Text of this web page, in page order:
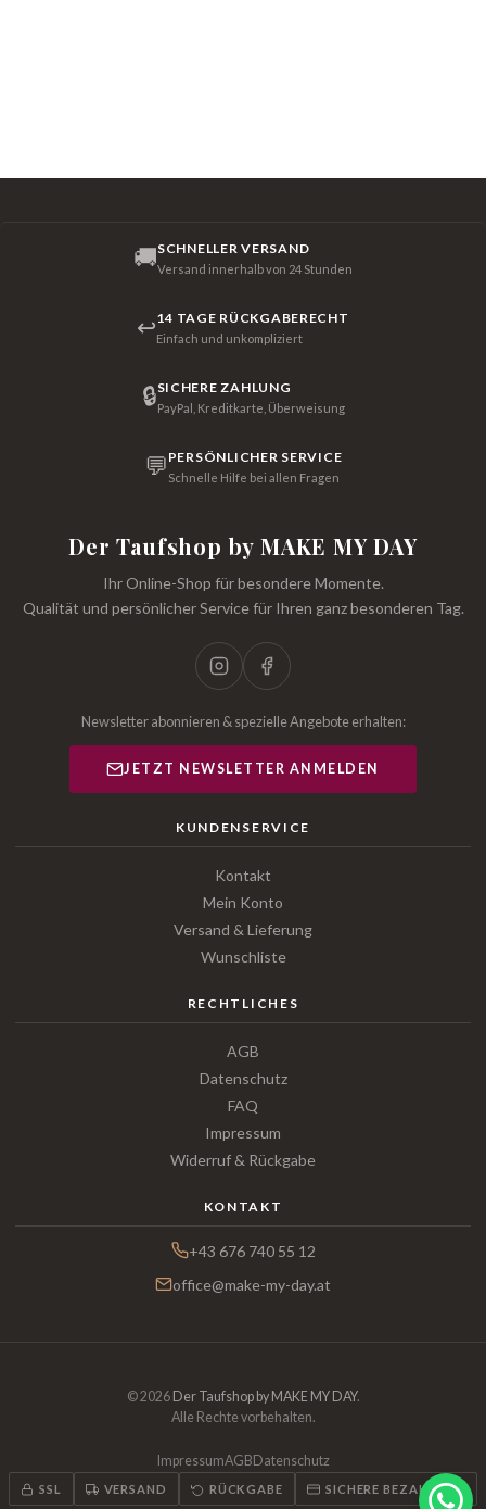
🚚SCHNELLER VERSAND
Versand innerhalb von 24 Stunden
↩14 TAGE RÜCKGABERECHT
Einfach und unkompliziert
🔒SICHERE ZAHLUNG
PayPal, Kreditkarte, Überweisung
💬 PERSÖNLICHER SERVICE
Schnelle Hilfe bei allen Fragen
Der Taufshop by MAKE MY DAY
Ihr Online-Shop für besondere Momente.
Qualität und persönlicher Service für Ihren ganz besonderen Tag.
Newsletter abonnieren & spezielle Angebote erhalten:
JETZT NEWSLETTER ANMELDEN
KUNDENSERVICE
Kontakt
Mein Konto
Versand & Lieferung
Wunschliste
RECHTLICHES
AGB
Datenschutz
FAQ
Impressum
Widerruf & Rückgabe
KONTAKT
+43 676 740 55 12
office@make-my-day.at
© 2026 Der Taufshop by MAKE MY DAY.
Alle Rechte vorbehalten.
ImpressumAGB Datenschutz
SSL VERSAND RÜCKGABE SICHERE BEZAHLUNG